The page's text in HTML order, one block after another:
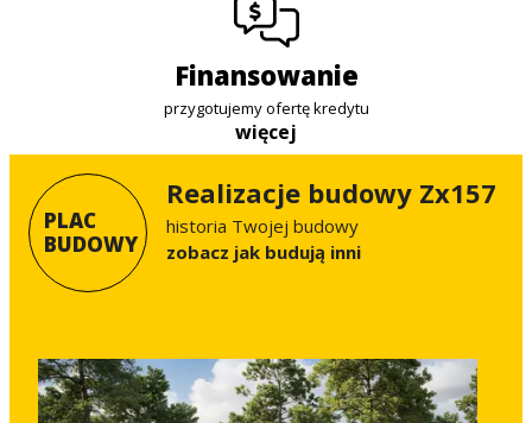
finansowanie
przygotujemy ofertę kredytu
więcej
PLAC
BUDOWY
Realizacje budowy Zx157
historia Twojej budowy
Zobacz jak budują inni